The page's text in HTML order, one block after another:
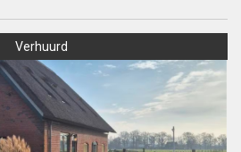
Verhuurd